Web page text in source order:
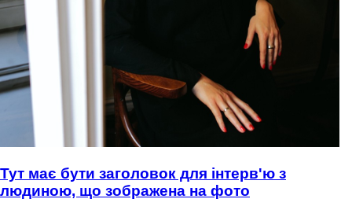
Тут має бути заголовок для інтерв'ю з
людиною, що зображена на фото